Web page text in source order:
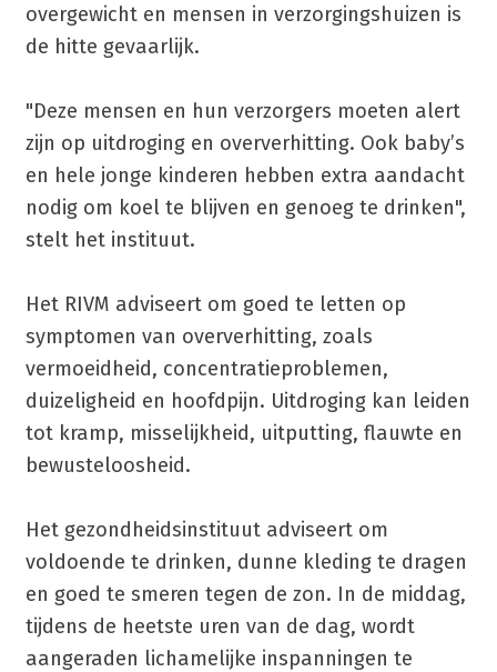
overgewicht en mensen in verzorgingshuizen is
de hitte gevaarlijk.
"Deze mensen en hun verzorgers moeten alert
zijn op uitdroging en oververhitting. Ook baby’s
en hele jonge kinderen hebben extra aandacht
nodig om koel te blijven en genoeg te drinken",
stelt het instituut.
Het RIVM adviseert om goed te letten op
symptomen van oververhitting, zoals
vermoeidheid, concentratieproblemen,
duizeligheid en hoofdpijn. Uitdroging kan leiden
tot kramp, misselijkheid, uitputting, flauwte en
bewusteloosheid.
Het gezondheidsinstituut adviseert om
voldoende te drinken, dunne kleding te dragen
en goed te smeren tegen de zon. In de middag,
tijdens de heetste uren van de dag, wordt
aangeraden lichamelijke inspanningen te